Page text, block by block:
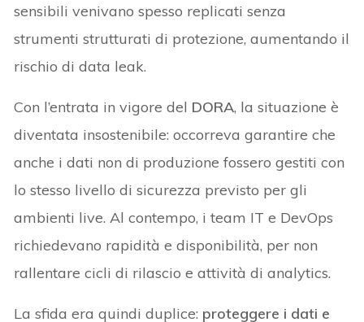
sensibili venivano spesso replicati senza
strumenti strutturati di protezione, aumentando il
rischio di data leak.
Con l’entrata in vigore del DORA, la situazione è
diventata insostenibile: occorreva garantire che
anche i dati non di produzione fossero gestiti con
lo stesso livello di sicurezza previsto per gli
ambienti live. Al contempo, i team IT e DevOps
richiedevano rapidità e disponibilità, per non
rallentare cicli di rilascio e attività di analytics.
La sfida era quindi duplice: proteggere i dati e